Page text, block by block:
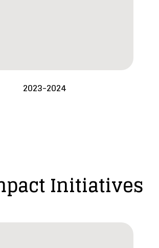
2023-2024
Initiatives